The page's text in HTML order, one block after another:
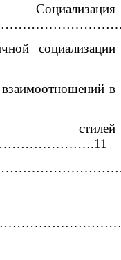
социализации
в
стилей